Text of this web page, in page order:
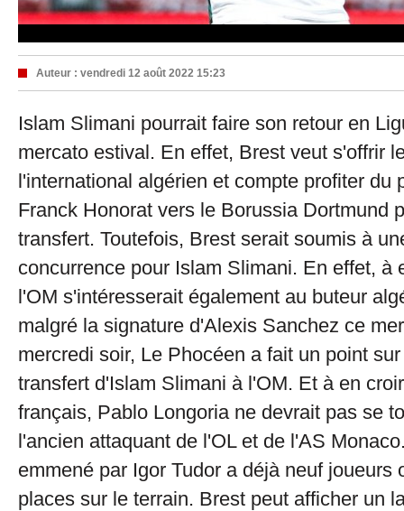
Auteur : vendredi 12 août 2022 15:23
Islam Slimani pourrait faire son retour en
mercato estival. En effet, Brest veut s'offrir
l'international algérien et compte profiter du
Franck Honorat vers le Borussia Dortmund
transfert. Toutefois, Brest serait soumis à
concurrence pour Islam Slimani. En effet, à
l'OM s'intéresserait également au buteur
malgré la signature d'Alexis Sanchez ce
mercredi soir, Le Phocéen a fait un point
transfert d'Islam Slimani à l'OM. Et à en
français, Pablo Longoria ne devrait pas se
l'ancien attaquant de l'OL et de l'AS
emmené par Igor Tudor a déjà neuf joueurs
places sur le terrain. Brest peut afficher un